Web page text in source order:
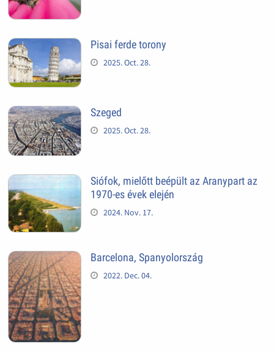
Pisai ferde torony
2025. Oct. 28.
Szeged
2025. Oct. 28.
Siófok, mielőtt beépült az Aranypart az
1970-es évek elején
2024. Nov. 17.
Barcelona, Spanyolország
2022. Dec. 04.